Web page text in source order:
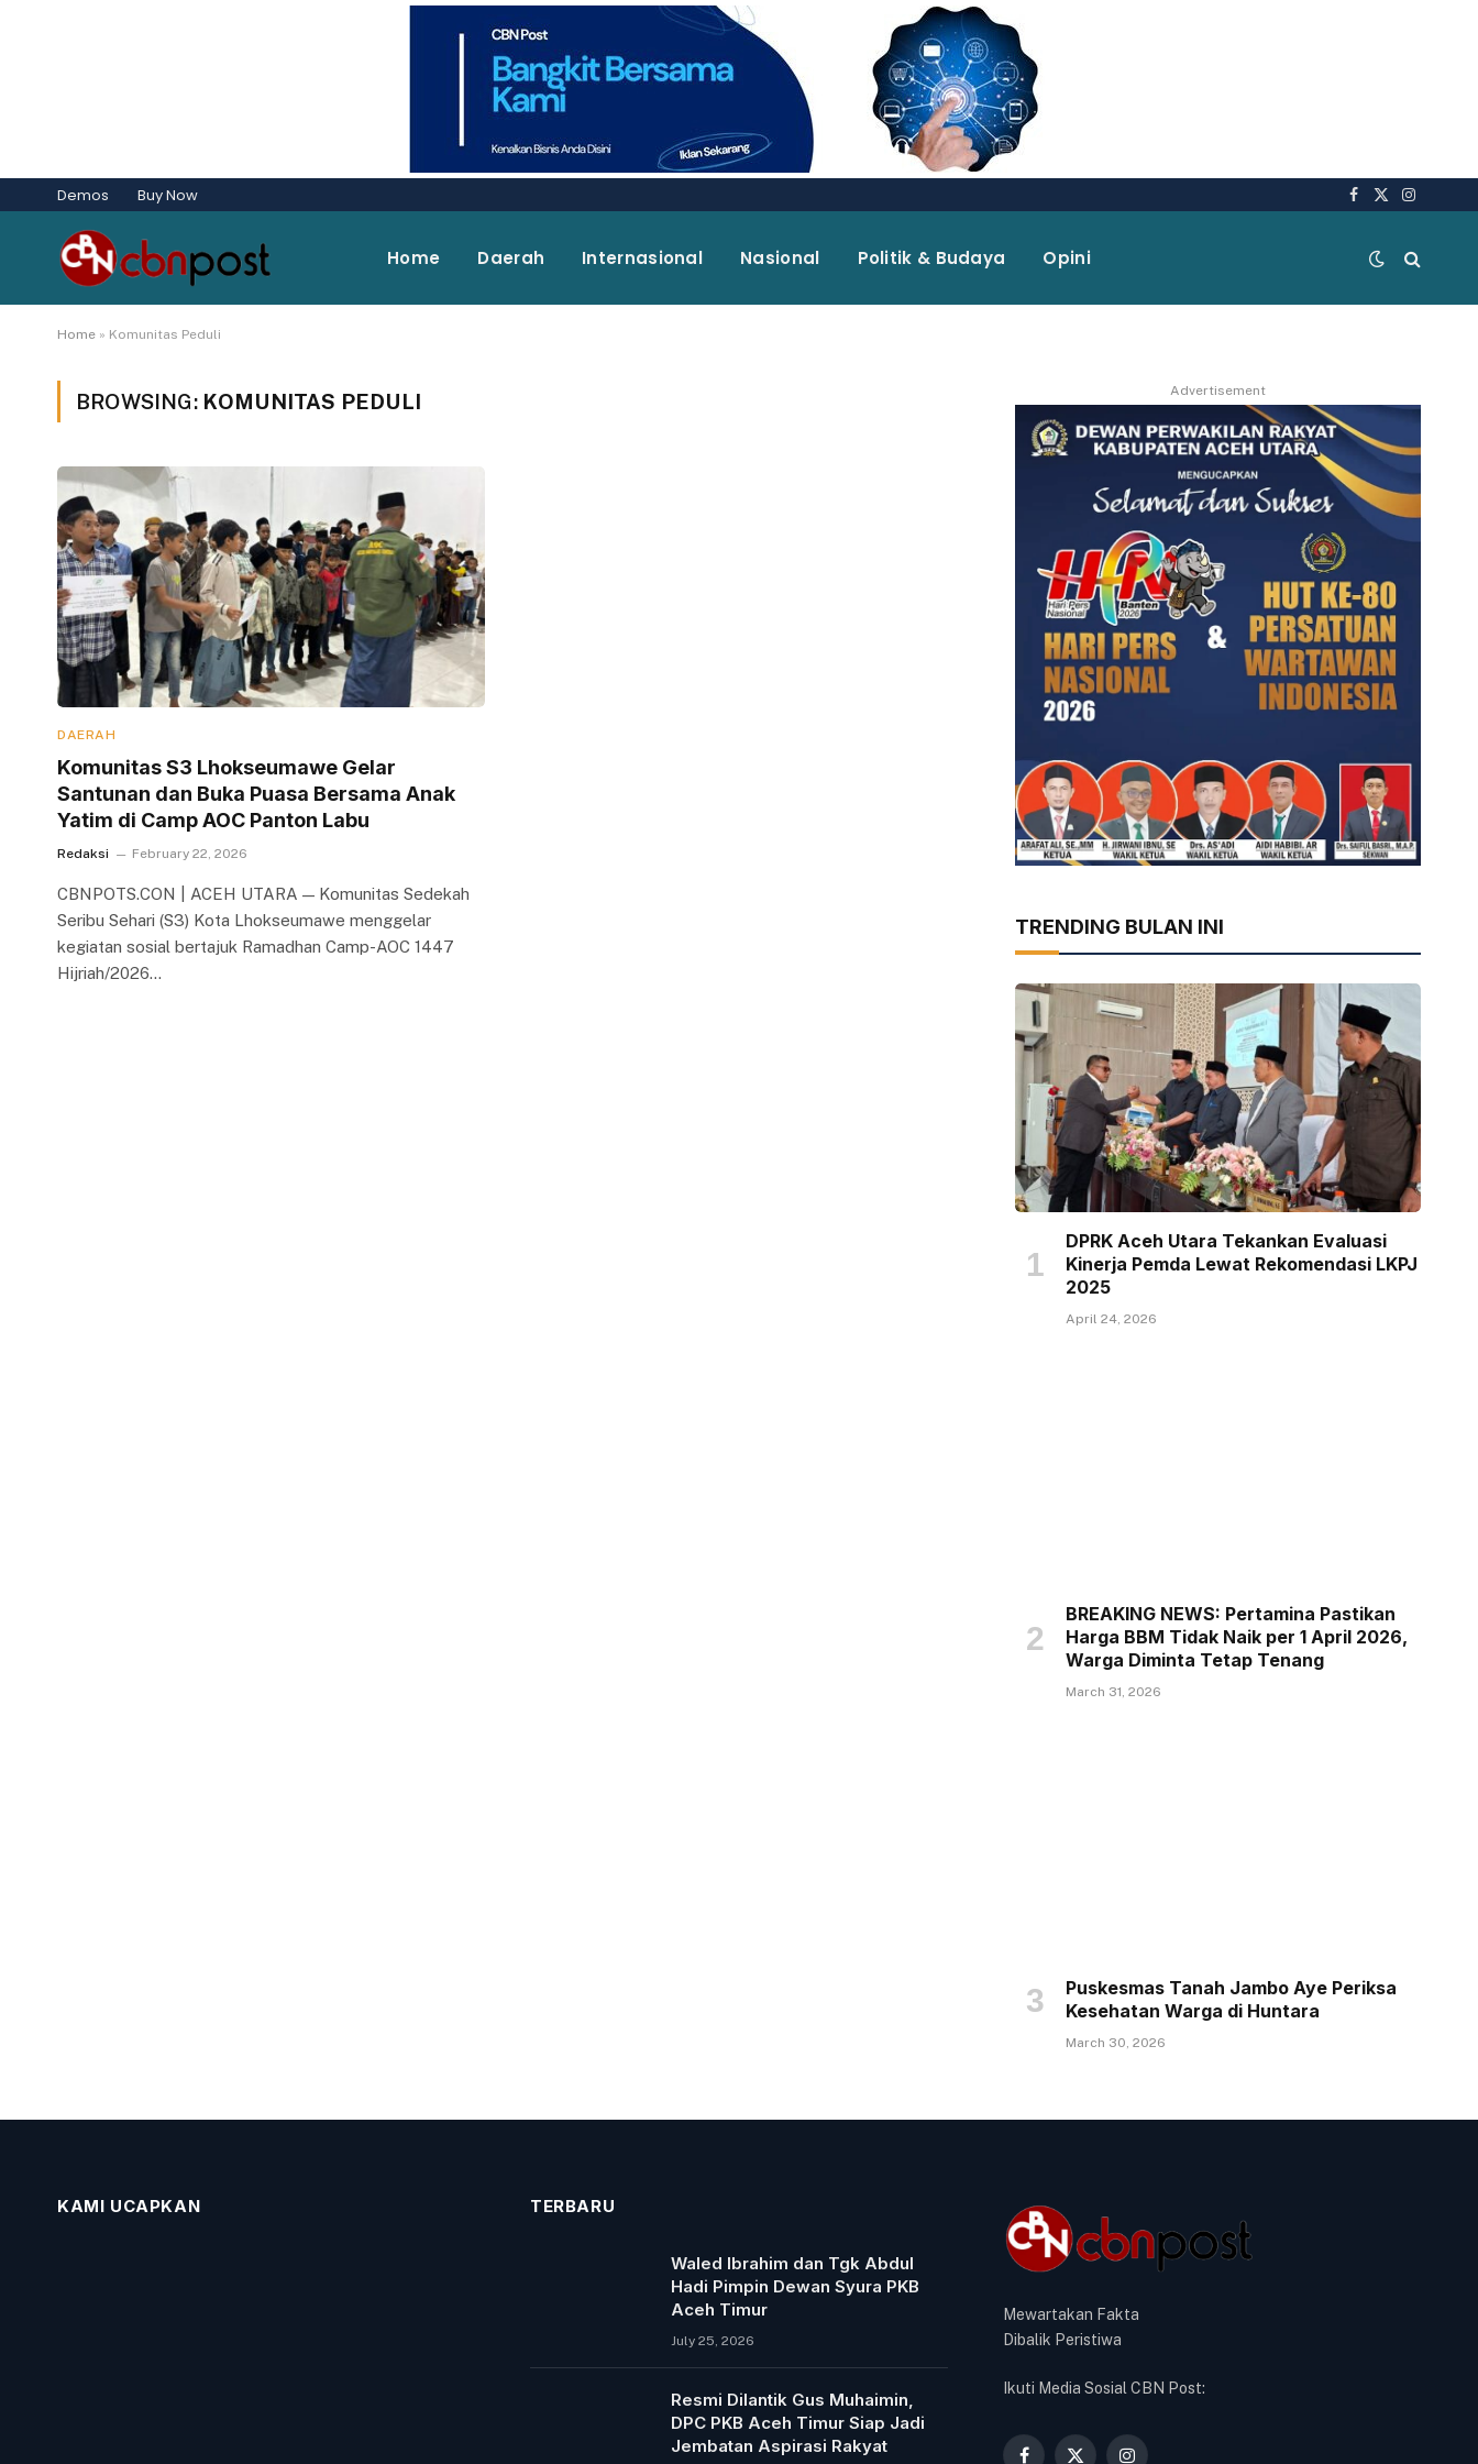
Demos Buy Now Facebook
X
Home Daerah Internasional Nasional Politik & Budaya Opini
Home » Komunitas Peduli
BROWSING: KOMUNITAS PEDULI
DAERAH
Komunitas S3 Lhokseumawe Gelar
Santunan dan Buka Puasa Bersama Anak
Yatim di Camp AOC Panton Labu
Redaksi February 22, 2026
CBNPOTS.CON | ACEH UTARA — Komunitas Sedekah
Seribu Sehari (S3) Kota Lhokseumawe menggelar
kegiatan sosial bertajuk Ramadhan Camp-AOC 1447
Hijriah/2026…
Advertisement
TRENDING BULAN INI
DPRK Aceh Utara Tekankan Evaluasi
Kinerja Pemda Lewat Rekomendasi LKPJ
2025
April 24, 2026
BREAKING NEWS: Pertamina Pastikan
Harga BBM Tidak Naik per 1 April 2026,
Warga Diminta Tetap Tenang
March 31, 2026
Puskesmas Tanah Jambo Aye Periksa
Kesehatan Warga di Huntara
March 30, 2026
KAMI UCAPKAN TERBARU
Waled Ibrahim dan Tgk Abdul
Hadi Pimpin Dewan Syura PKB
Aceh Timur
July 25, 2026
Resmi Dilantik Gus Muhaimin,
DPC PKB Aceh Timur Siap Jadi
Jembatan Aspirasi Rakyat
Mewartakan Fakta
Dibalik Peristiwa
Ikuti Media Sosial CBN Post: